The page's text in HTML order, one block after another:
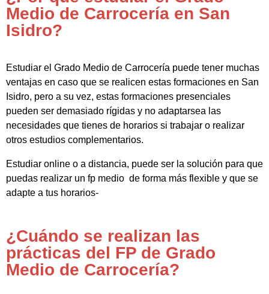
Medio de Carrocería en San
Isidro?
Estudiar el Grado Medio de Carrocería puede tener muchas
ventajas en caso que se realicen estas formaciones en San
Isidro, pero a su vez, estas formaciones presenciales
pueden ser demasiado rígidas y no adaptarsea las
necesidades que tienes de horarios si trabajar o realizar
otros estudios complementarios.
Estudiar online o a distancia, puede ser la solución para que
puedas realizar un fp medio de forma más flexible y que se
adapte a tus horarios-
¿Cuándo se realizan las
prácticas del FP de Grado
Medio de Carrocería?